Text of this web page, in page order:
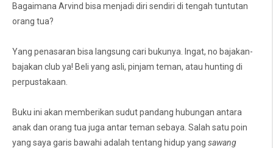
Bagaimana Arvind bisa menjadi diri sendiri di tengah tuntutan
orang tua?
Yang penasaran bisa langsung cari bukunya. Ingat, no bajakan-
bajakan club ya! Beli yang asli, pinjam teman, atau hunting di
perpustakaan.
Buku ini akan memberikan sudut pandang hubungan antara
anak dan orang tua juga antar teman sebaya. Salah satu poin
yang saya garis bawahi adalah tentang hidup yang sawang